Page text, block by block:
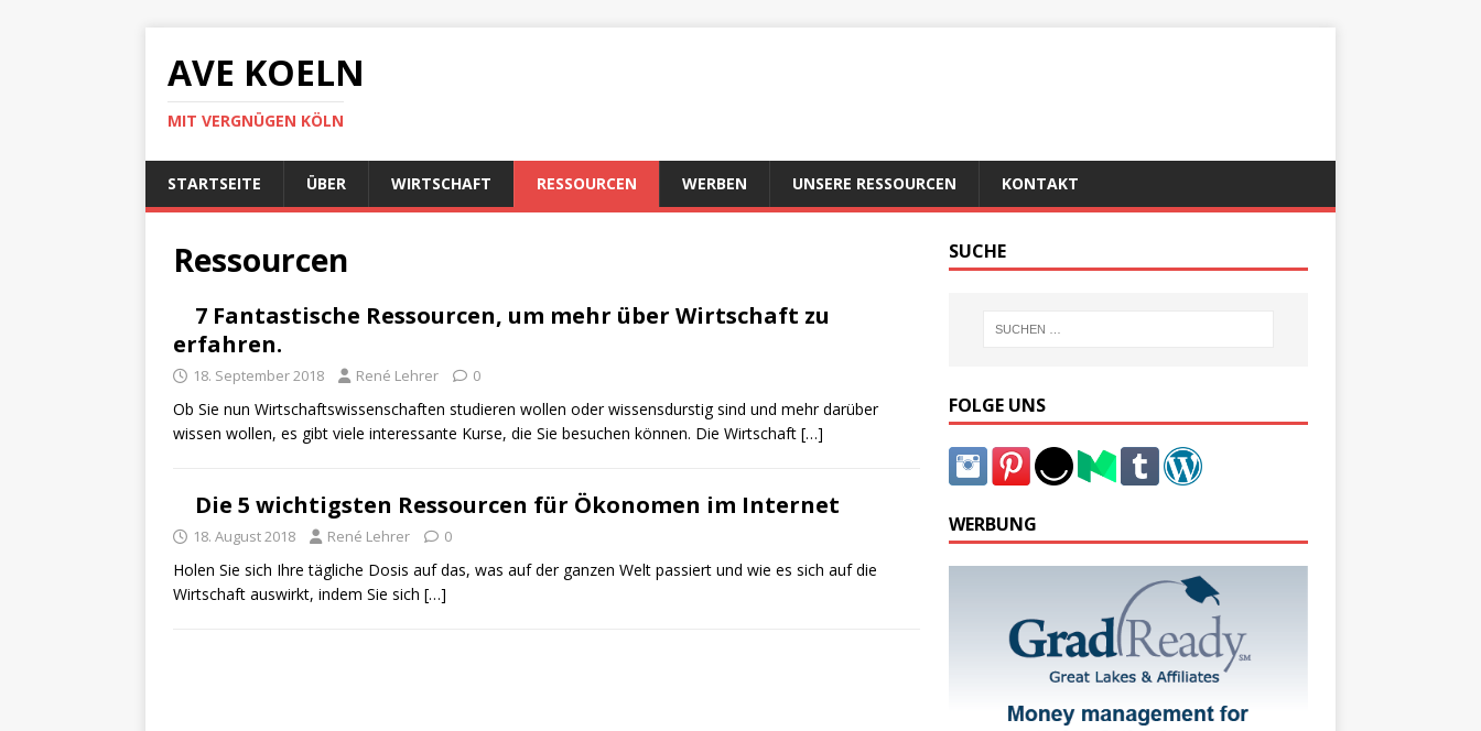
AVE KOELN
MIT VERGNÜGEN KÖLN
STARTSEITE ÜBER WIRTSCHAFT RESSOURCEN WERBEN UNSERE RESSOURCEN KONTAKT
Ressourcen
7 Fantastische Ressourcen, um mehr über Wirtschaft zu
erfahren.
18. September 2018 René Lehrer 0
Ob Sie nun Wirtschaftswissenschaften studieren wollen oder wissensdurstig sind und mehr darüber
wissen wollen, es gibt viele interessante Kurse, die Sie besuchen können. Die Wirtschaft […]
Die 5 wichtigsten Ressourcen für Ökonomen im Internet
18. August 2018 René Lehrer 0
Holen Sie sich Ihre tägliche Dosis auf das, was auf der ganzen Welt passiert und wie es sich auf die
Wirtschaft auswirkt, indem Sie sich […]
SUCHE
FOLGE UNS
WERBUNG